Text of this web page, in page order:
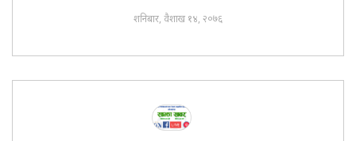
शनिबार, वैशाख १४, २०७६